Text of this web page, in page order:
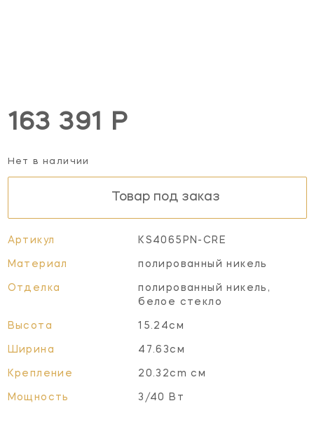
163 391 Р
Нет в наличии
Товар под заказ
Артикул KS4065PN-CRE
Материал полированный никель
Отделка
полированный никель,
белое стекло
Высота 15.24см
Ширина 47.63см
Крепление 20.32cm см
Мощность 3/40 Вт